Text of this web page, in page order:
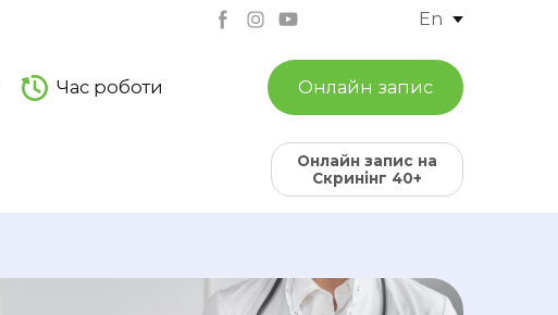
En
Час роботи Онлайн запис
Онлайн запис на
Скринінг 40+